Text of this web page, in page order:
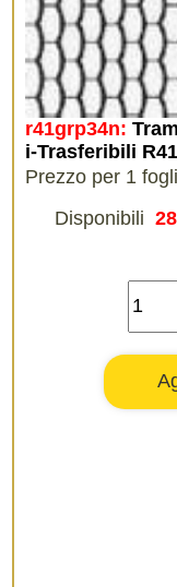
r41grp34n:
i-Trasferibili
Prezzo per 1
Disponibili 28